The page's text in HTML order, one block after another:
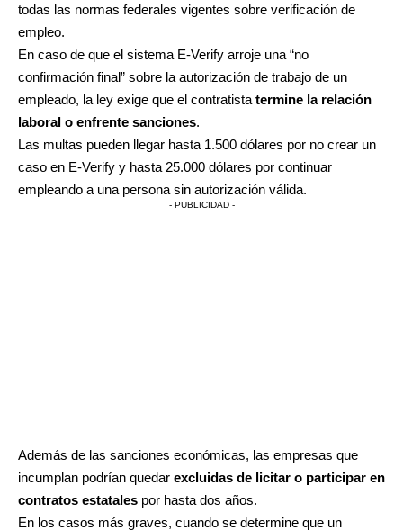
todas las normas federales vigentes sobre verificación de
empleo.
En caso de que el sistema E-Verify arroje una “no
confirmación final” sobre la autorización de trabajo de un
empleado, la ley exige que el contratista termine la relación
laboral o enfrente sanciones.
Las multas pueden llegar hasta 1.500 dólares por no crear un
caso en E-Verify y hasta 25.000 dólares por continuar
empleando a una persona sin autorización válida.
- PUBLICIDAD -
Además de las sanciones económicas, las empresas que
incumplan podrían quedar excluidas de licitar o participar en
contratos estatales por hasta dos años.
En los casos más graves, cuando se determine que un